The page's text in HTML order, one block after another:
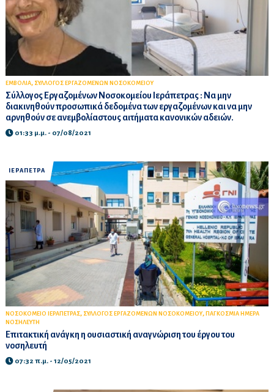
ΕΜΒΟΛΙΑ, ΣΥΛΛΟΓΟΣ ΕΡΓΑΖΟΜΕΝΩΝ ΝΟΣΟΚΟΜΕΙΟΥ
Σύλλογος Εργαζομένων Νοσοκομείου Ιεράπετρας : Να μην
διακινηθούν προσωπικά δεδομένα των εργαζομένων και να μην
αρνηθούν σε ανεμβολίαστους αιτήματα κανονικών αδειών.
01:33 μ.μ. - 07/08/2021
ΙΕΡΑΠΕΤΡΑ
ΝΟΣΟΚΟΜΕΙΟ ΙΕΡΑΠΕΤΡΑΣ, ΣΥΛΛΟΓΟΣ ΕΡΓΑΖΟΜΕΝΩΝ ΝΟΣΟΚΟΜΕΙΟΥ, ΠΑΓΚΟΣΜΙΑ ΗΜΕΡΑ
ΝΟΣΗΛΕΥΤΗ
Επιτακτική ανάγκη η ουσιαστική αναγνώριση του έργου του
νοσηλευτή
07:32 π.μ. - 12/05/2021